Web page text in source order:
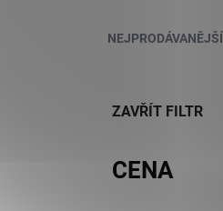
NEJPRODÁVANĚJŠÍ
ZAVŘÍT FILTR
CENA